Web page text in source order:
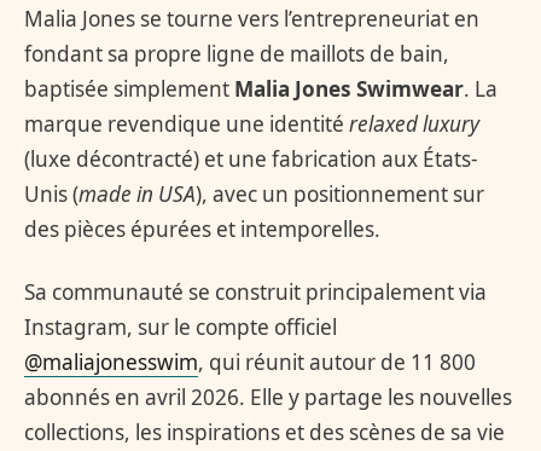
Malia Jones se tourne vers l’entrepreneuriat en
fondant sa propre ligne de maillots de bain,
baptisée simplement Malia Jones Swimwear. La
marque revendique une identité relaxed luxury
(luxe décontracté) et une fabrication aux États-
Unis (made in USA), avec un positionnement sur
des pièces épurées et intemporelles.
Sa communauté se construit principalement via
Instagram, sur le compte officiel
@maliajonesswim, qui réunit autour de 11 800
abonnés en avril 2026. Elle y partage les nouvelles
collections, les inspirations et des scènes de sa vie